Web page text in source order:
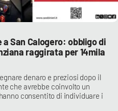
San Calogero: obbligo di
raggirata per 14mila
denaro e preziosi dopo il
che avrebbe coinvolto un
consentito di individuare i